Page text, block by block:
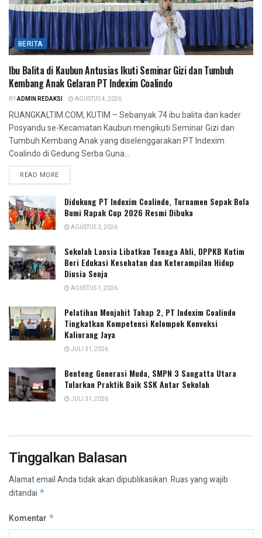
BERITA
Ibu Balita di Kaubun Antusias Ikuti Seminar Gizi dan Tumbuh
Kembang Anak Gelaran PT Indexim Coalindo
BYADMIN REDAKSI AGUSTUS 4, 2026
RUANGKALTIM.COM, KUTIM – Sebanyak 74 ibu balita dan kader
Posyandu se-Kecamatan Kaubun mengikuti Seminar Gizi dan
Tumbuh Kembang Anak yang diselenggarakan PT Indexim
Coalindo di Gedung Serba Guna...
READ MORE
Didukung PT Indexim Coalindo, Turnamen Sepak Bola
Bumi Rapak Cup 2026 Resmi Dibuka
AGUSTUS 3, 2026
Sekolah Lansia Libatkan Tenaga Ahli, DPPKB Kutim
Beri Edukasi Kesehatan dan Keterampilan Hidup
Diusia Senja
AGUSTUS 1, 2026
Pelatihan Menjahit Tahap 2, PT Indexim Coalindo
Tingkatkan Kompetensi Kelompok Konveksi
Kaliorang Jaya
JULI 31, 2026
Benteng Generasi Muda, SMPN 3 Sangatta Utara
Tularkan Praktik Baik SSK Antar Sekolah
JULI 31, 2026
Tinggalkan Balasan
Alamat email Anda tidak akan dipublikasikan.Ruas yang wajib
ditandai *
Komentar *